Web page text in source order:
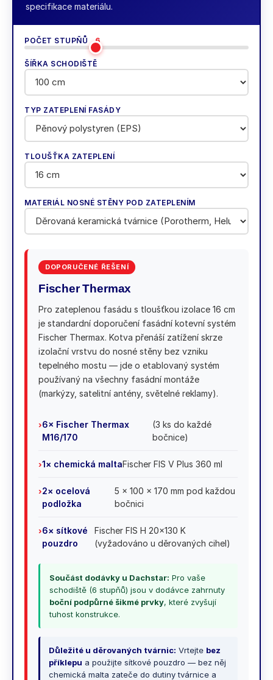
specifikace materiálu.
POČET STUPŇŮ 6
ŠÍŘKA SCHODIŠTĚ
TYP ZATEPLENÍ FASÁDY
TLOUŠŤKA ZATEPLENÍ
MATERIÁL NOSNÉ STĚNY POD ZATEPLENÍM
DOPORUČENÉ ŘEŠENÍ
Fischer Thermax
Pro zateplenou fasádu s tloušťkou izolace 16 cm
je standardní doporučení fasádní kotevní systém
Fischer Thermax. Kotva přenáší zatížení skrze
izolační vrstvu do nosné stěny bez vzniku
tepelného mostu — jde o etablovaný systém
používaný na všechny fasádní montáže
(markýzy, satelitní antény, světelné reklamy).
›6× Fischer Thermax
M16/170
(3 ks do každé
bočnice)
›1× chemická maltaFischer FIS V Plus 360 ml
›2× ocelová
podložka
5 × 100 × 170 mm pod každou
bočnici
›6× sítkové
pouzdro
Fischer FIS H 20×130 K
(vyžadováno u děrovaných cihel)
Součást dodávky u Dachstar: Pro vaše
schodiště (6 stupňů) jsou v dodávce zahrnuty
boční podpůrné šikmé prvky, které zvyšují
tuhost konstrukce.
Důležité u děrovaných tvárnic: Vrtejte bez
příklepu a použijte sítkové pouzdro — bez něj
chemická malta zateče do dutiny tvárnice a